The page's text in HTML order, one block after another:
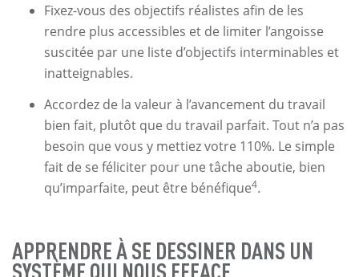
Fixez-vous des objectifs réalistes afin de les
rendre plus accessibles et de limiter l’angoisse
suscitée par une liste d’objectifs interminables et
inatteignables.
Accordez de la valeur à l’avancement du travail
bien fait, plutôt que du travail parfait. Tout n’a pas
besoin que vous y mettiez votre 110%. Le simple
fait de se féliciter pour une tâche aboutie, bien
qu’imparfaite, peut être bénéfique4.
APPRENDRE À SE DESSINER DANS UN
SYSTÈME QUI NOUS EFFACE